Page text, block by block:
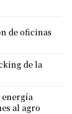
de oficinas
de la
al agro